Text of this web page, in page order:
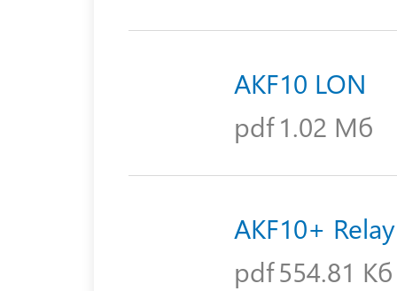
AKF10 LON
pdf 1.02 Мб
AKF10+ Relay
pdf554.81 Кб